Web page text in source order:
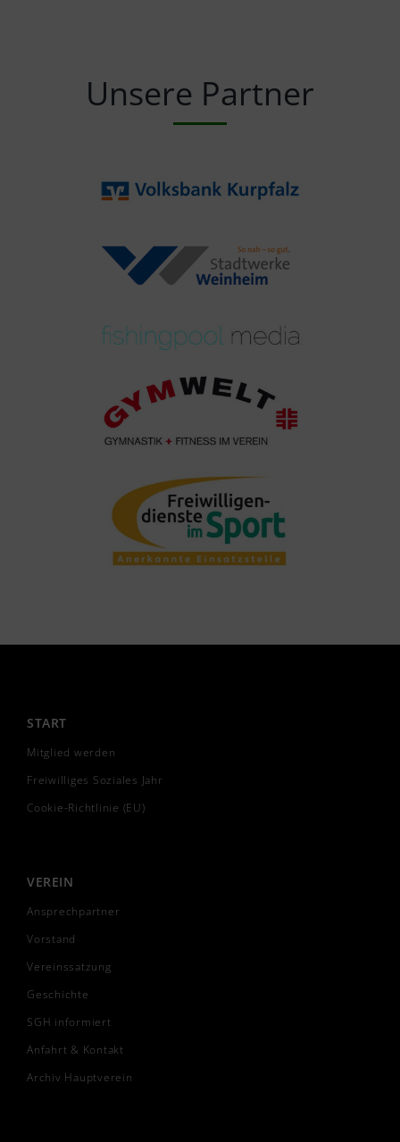
Unsere Partner
START
Mitglied werden
Freiwilliges Soziales Jahr
Cookie-Richtlinie (EU)
VEREIN
Ansprechpartner
Vorstand
Vereinssatzung
Geschichte
SGH informiert
Anfahrt & Kontakt
Archiv Hauptverein